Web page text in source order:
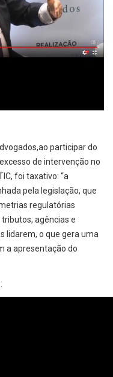
participar do
de intervenção no
foi taxativo: “a
pela legislação, que
regulatórias
agências e
lidarem, o que gera uma
a apresentação do